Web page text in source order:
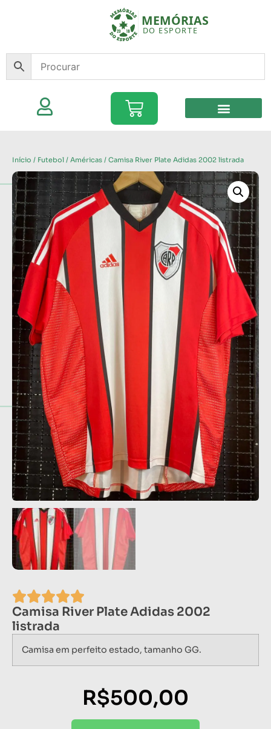
Início / Futebol / Américas / Camisa River Plate Adidas 2002 listrada
Camisa River Plate Adidas 2002
listrada
Camisa em perfeito estado, tamanho GG.
R$500,00